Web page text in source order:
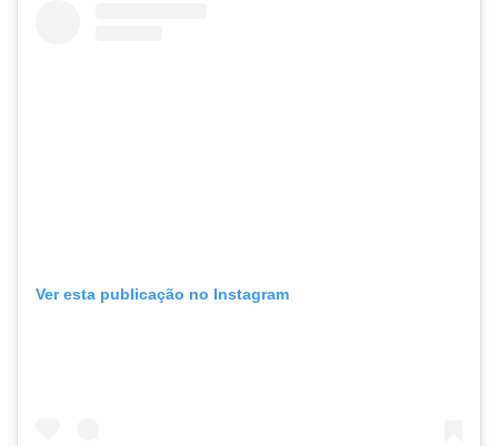
Ver esta publicação no Instagram